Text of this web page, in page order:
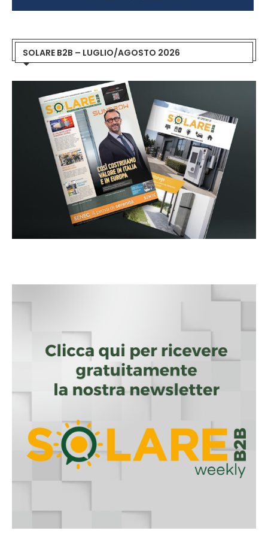
SOLARE B2B – LUGLIO/AGOSTO 2026